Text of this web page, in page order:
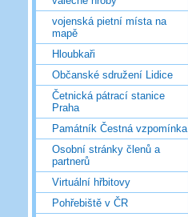
vojenská pietní místa na
mapě
Hloubkaři
Občanské sdružení Lidice
Četnická pátrací stanice
Praha
Památník Čestná vzpomínka
Osobní stránky členů a
partnerů
Virtuální hřbitovy
Pohřebiště v ČR